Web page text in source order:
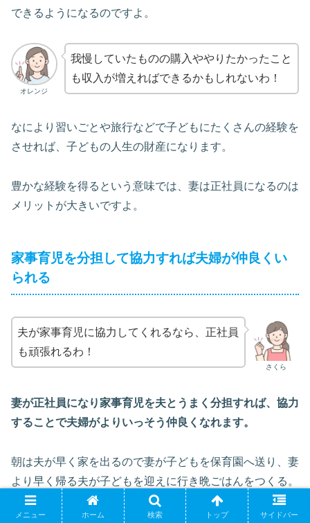
できるようになるのですよ。
オレンジ
我慢していたものの購入ややりたかったこと
も収入が増えればできるかもしれないわ！
なにより習いごとや旅行などで子どもにたくさんの経験を
させれば、子どもの人生の財産になります。
豊かな経験を得るという意味では、妻は正社員になるのは
メリットが大きいですよ。
家事育児を分担して協力すれば夫婦が仲良くい
られる
さくら
夫が家事育児に協力してくれるなら、正社員
も頑張れるわ！
妻が正社員になり家事育児を夫とうまく分担すれば、協力
することで夫婦がよりいっそう仲良くなれます。
朝は夫が早く家を出るので妻が子どもを保育園へ送り、妻
より早く帰る夫が子どもを迎えに行き晩ごはんをつくる。
その後の家事は妻が子どもを寝かしつけた後にするという
メニュー ホーム 検索 トップ サイドバー